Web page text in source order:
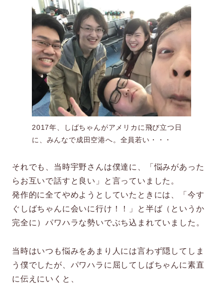
2017年、しばちゃんがアメリカに飛び立つ日
に、みんなで成田空港へ。全員若い・・・
それでも、当時宇野さんは僕達に、「悩みがあった
らお互いで話すと良い」と言っていました。
発作的に全てやめようとしていたときには、「今す
ぐしばちゃんに会いに行け！！」と半ば（というか
完全に）パワハラな勢いでぶち込まれていました。
当時はいつも悩みをあまり人には言わず隠してしま
う僕でしたが、パワハラに屈してしばちゃんに素直
に伝えにいくと、